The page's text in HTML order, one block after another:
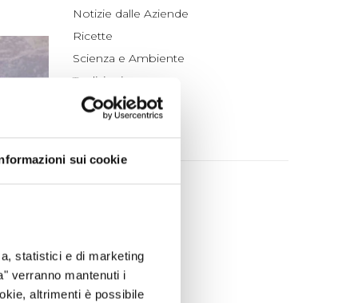
sui cookie
statistici e di marketing
verranno mantenuti i
altrimenti è possibile
Notizie dalle Aziende
Ricette
Scienza e Ambiente
Tradizioni
Un po' di Storia
ARCHIVIO
2026
maggio (4)
aprile (3)